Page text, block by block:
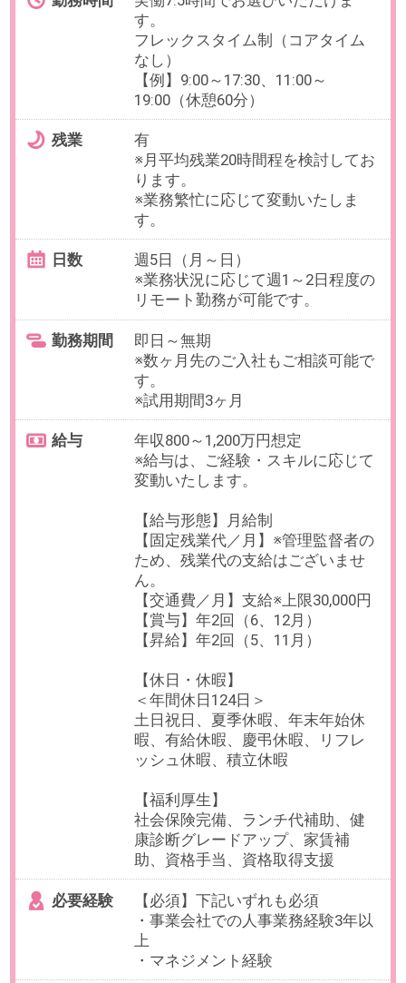
＜年間休日120日＞
土日祝日休み※採用説明会等のイベ
ントで年数回程度土曜出社あり、
年末年始休暇、夏季休暇、年次有
給休暇、慶弔休暇、産前産後休暇
制度、育児休業制度
【必須】
・新卒または中途採用の母集団形
成から面接のご経験3年以上
【歓迎】
・チームリーダーやプロジェクト
リーダーなど、主体的に業務を進
めていくご経験
・会社の理念やビジョンに共感頂
週2在宅【正社員×採用オペレーシ
ョン】採用管理システム運営する
企業＠千代田区
麹町駅 徒歩4分 / 赤坂見附駅
徒歩7分 / 永田町駅 徒歩9分
09:00～18:00 休憩60分（実働8時
9:00～18:00（実働8時間／休憩60
※時短勤務6h～相談可能です。
※状況に応じての時差出勤等も相談
可能です。
残業 有
※部署平均20時間以下です。
週5日（月～金）
※週2日のリモート勤務が可能で
※オンボーディング期間は出社をお
願いしております。